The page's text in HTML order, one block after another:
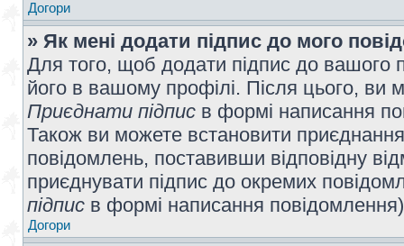
Догори
» Як мені додати підпис до мого
Для того, щоб додати підпис до вашого
його в вашому профілі. Після цього, ви
Приєднати підпис в формі написання
Також ви можете встановити
повідомлень, поставивши відповідну
приєднувати підпис до окремих
підпис в формі написання
Догори